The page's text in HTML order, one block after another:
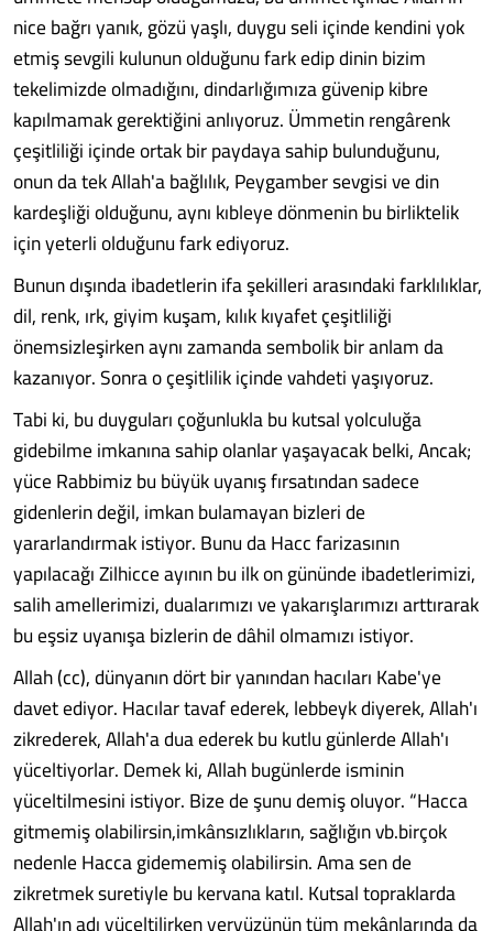
nice bağrı yanık, gözü yaşlı, duygu seli içinde kendini yok
etmiş sevgili kulunun olduğunu fark edip dinin bizim
tekelimizde olmadığını, dindarlığımıza güvenip kibre
kapılmamak gerektiğini anlıyoruz. Ümmetin rengârenk
çeşitliliği içinde ortak bir paydaya sahip bulunduğunu,
onun da tek Allah'a bağlılık, Peygamber sevgisi ve din
kardeşliği olduğunu, aynı kıbleye dönmenin bu birliktelik
için yeterli olduğunu fark ediyoruz.
Bunun dışında ibadetlerin ifa şekilleri arasındaki farklılıklar,
dil, renk, ırk, giyim kuşam, kılık kıyafet çeşitliliği
önemsizleşirken aynı zamanda sembolik bir anlam da
kazanıyor. Sonra o çeşitlilik içinde vahdeti yaşıyoruz.
Tabi ki, bu duyguları çoğunlukla bu kutsal yolculuğa
gidebilme imkanına sahip olanlar yaşayacak belki, Ancak;
yüce Rabbimiz bu büyük uyanış fırsatından sadece
gidenlerin değil, imkan bulamayan bizleri de
yararlandırmak istiyor. Bunu da Hacc farizasının
yapılacağı Zilhicce ayının bu ilk on gününde ibadetlerimizi,
salih amellerimizi, dualarımızı ve yakarışlarımızı arttırarak
bu eşsiz uyanışa bizlerin de dâhil olmamızı istiyor.
Allah (cc), dünyanın dört bir yanından hacıları Kabe'ye
davet ediyor. Hacılar tavaf ederek, lebbeyk diyerek, Allah'ı
zikrederek, Allah'a dua ederek bu kutlu günlerde Allah'ı
yüceltiyorlar. Demek ki, Allah bugünlerde isminin
yüceltilmesini istiyor. Bize de şunu demiş oluyor. “Hacca
gitmemiş olabilirsin,imkânsızlıkların, sağlığın vb.birçok
nedenle Hacca gidememiş olabilirsin. Ama sen de
zikretmek suretiyle bu kervana katıl. Kutsal topraklarda